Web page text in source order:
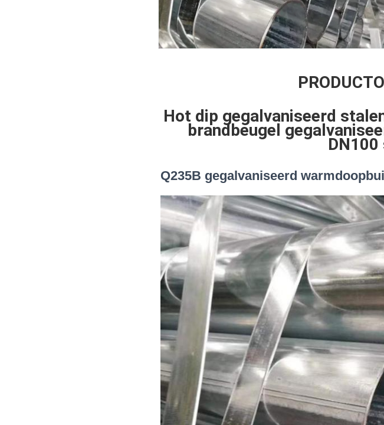
Hot dip gegalvaniseerd
brandbeugel
Q235B gegalvaniseerd